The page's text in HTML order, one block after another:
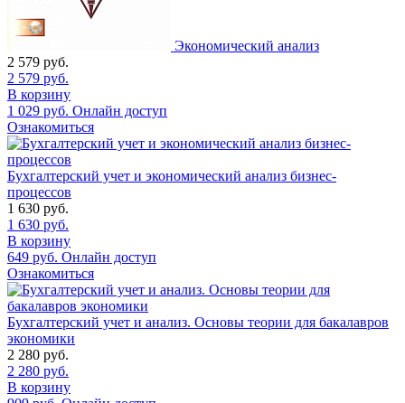
Экономический анализ
2 579 руб.
2 579 руб.
В корзину
1 029 руб. Онлайн доступ
Ознакомиться
Бухгалтерский учет и экономический анализ бизнес-
процессов
1 630 руб.
1 630 руб.
В корзину
649 руб. Онлайн доступ
Ознакомиться
Бухгалтерский учет и анализ. Основы теории для бакалавров
экономики
2 280 руб.
2 280 руб.
В корзину